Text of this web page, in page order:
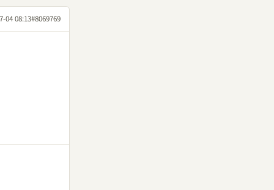
04 08:13#8069769